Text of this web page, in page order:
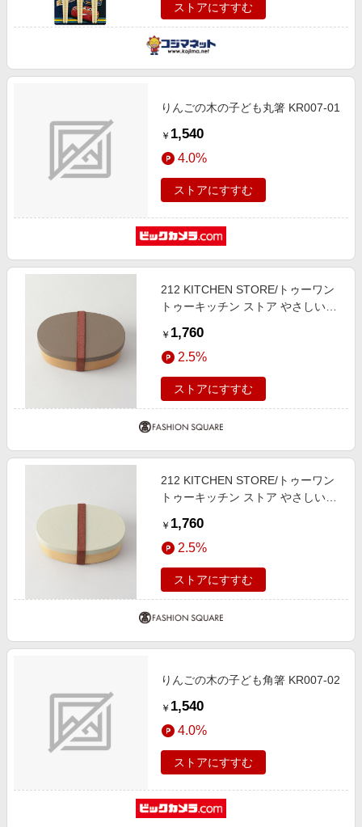
ストアにすすむ
りんごの木の子ども丸箸 KR007-01
￥ 1,540
4.0%
ストアにすすむ
212 KITCHEN STORE/トゥーワン
トゥーキッチン ストア やさしい彩
00(FREE)
￥ 1,760
2.5%
ストアにすすむ
212 KITCHEN STORE/トゥーワン
トゥーキッチン ストア やさしい彩
00(FREE)
￥ 1,760
2.5%
ストアにすすむ
りんごの木の子ども角箸 KR007-02
￥ 1,540
4.0%
ストアにすすむ